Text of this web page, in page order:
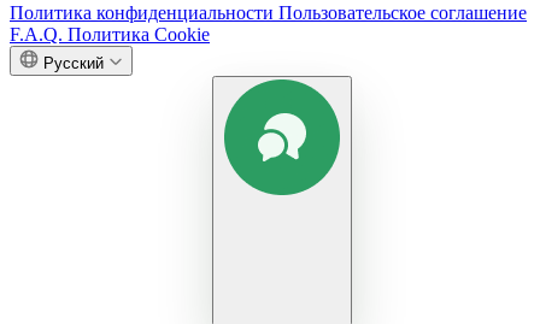
Политика конфиденциальности Пользовательское соглашение
F.A.Q. Политика Cookie
Русский